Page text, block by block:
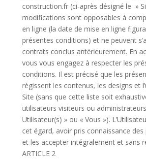
construction.fr (ci-après désigné le »
modifications sont opposables à
en ligne (la date de mise en ligne
présentes conditions) et ne peuvent
contrats conclus antérieurement. En
vous vous engagez à respecter les
conditions. Il est précisé que les
régissent les contenus, les designs et
Site (sans que cette liste soit
utilisateurs visiteurs ou
Utilisateur(s) » ou « Vous »).
cet égard, avoir pris connaissance des
et les accepter intégralement et sans
ARTICLE 2